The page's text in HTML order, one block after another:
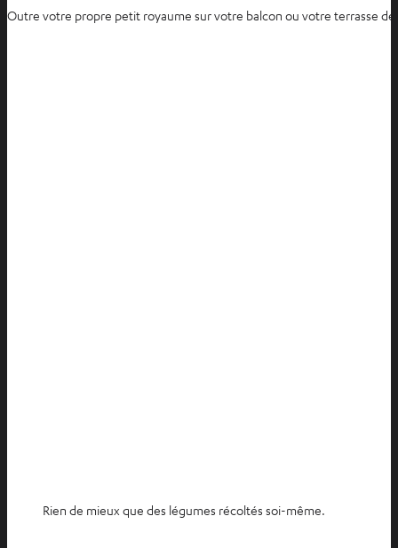
Outre votre propre petit royaume sur votre balcon ou votre terrasse
Rien de mieux que des légumes récoltés soi-même.